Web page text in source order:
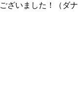
ざいました！（ダナ